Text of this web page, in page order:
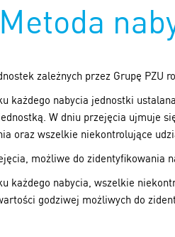
zależnych przez Grupę PZU
każdego nabycia jednostki
W dniu przejęcia ujmuje
oraz wszelkie niekontrolujące
możliwe do zidentyfikowania
każdego nabycia, wszelkie
godziwej możliwych do